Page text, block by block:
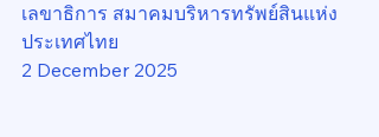
เลขาธิการ สมาคมบริหารทรัพย์สินแห่ง
ประเทศไทย
2 December 2025